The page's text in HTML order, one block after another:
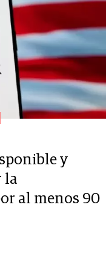
y
la
al menos 90